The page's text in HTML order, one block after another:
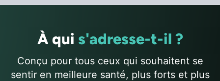
À qui s'adresse-t-il ?
Conçu pour tous ceux qui souhaitent se
sentir en meilleure santé, plus forts et plus